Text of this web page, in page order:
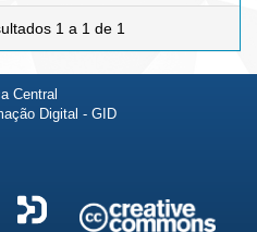
1 a 1 de 1
Central
Digital - GID